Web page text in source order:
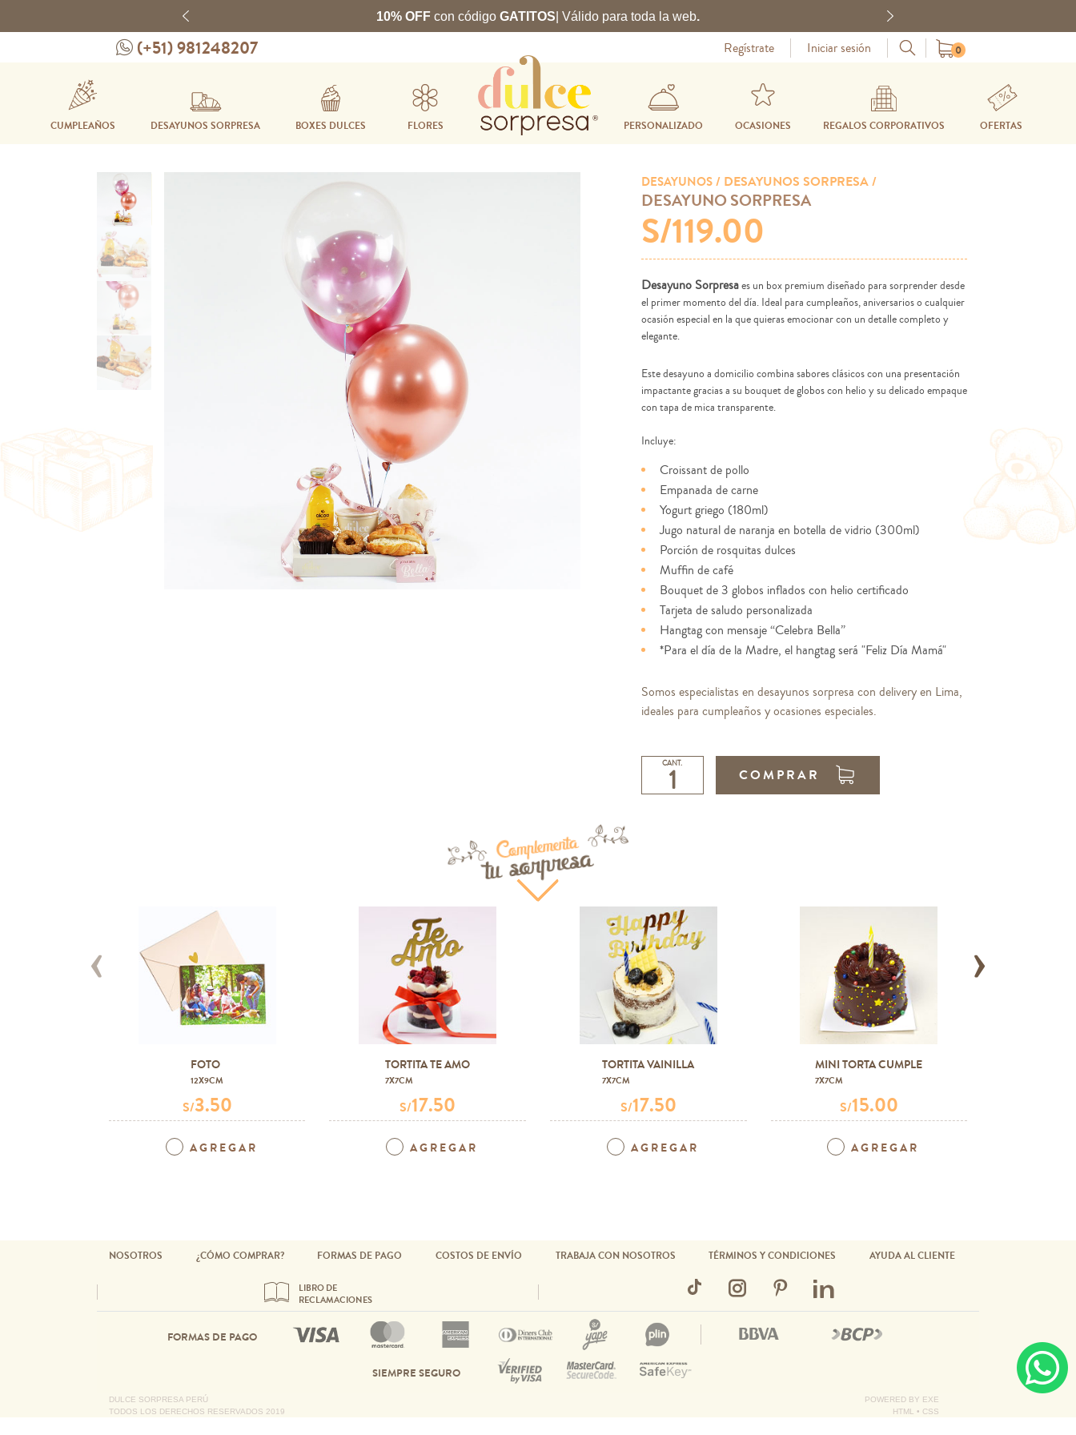
10% OFF con código GATITOS| Válido para toda la web.
Previous Next
(+51) 981248207 Regístrate Iniciar sesión 0
CUMPLEAÑOS DESAYUNOS SORPRESA BOXES DULCES FLORES PERSONALIZADO OCASIONES REGALOS CORPORATIVOS OFERTAS
DESAYUNOS/ DESAYUNOS SORPRESA /
DESAYUNO SORPRESA
S/119.00
Desayuno Sorpresaes un box premium diseñado para sorprender desde
el primer momento del día. Ideal para cumpleaños, aniversarios o cualquier
ocasión especial en la que quieras emocionar con un detalle completo y
elegante.
Este desayuno a domicilio combina sabores clásicos con una presentación
impactante gracias a su bouquet de globos con helio y su delicado empaque
con tapa de mica transparente.
Incluye:
Croissant de pollo
Empanada de carne
Yogurt griego (180ml)
Jugo natural de naranja en botella de vidrio (300ml)
Porción de rosquitas dulces
Muffin de café
Bouquet de 3 globos inflados con helio certificado
Tarjeta de saludo personalizada
Hangtag con mensaje “Celebra Bella”
*Para el día de la Madre, el hangtag será "Feliz Día Mamá"
Somos especialistas en desayunos sorpresa con delivery en Lima,
ideales para cumpleaños y ocasiones especiales.
CANT.
COMPRAR
Complementa
tu sorpresa
FOTO
12X9CM
S/3.50
AGREGAR
TORTITA TE AMO
7X7CM
S/17.50
AGREGAR
TORTITA VAINILLA
7X7CM
S/17.50
AGREGAR
MINI TORTA CUMPLE
7X7CM
S/15.00
AGREGAR
‹ ›
NOSOTROS ¿CÓMO COMPRAR? FORMAS DE PAGO COSTOS DE ENVÍO TRABAJA CON NOSOTROS TÉRMINOS Y CONDICIONES AYUDA AL CLIENTE
LIBRO DE
RECLAMACIONES
FORMAS DE PAGO
SIEMPRE SEGURO
DULCE SORPRESA PERÚ
TODOS LOS DERECHOS RESERVADOS 2019
POWERED BY EXE
HTML
• CSS